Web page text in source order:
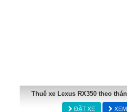
Thuê xe Lexus RX350 theo
ĐẶT XE